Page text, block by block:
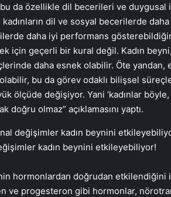
da özellikle dil becerileri ve duygusal
kadınların dil ve sosyal becerilerde
daha iyi performans
için geçerli bir kural değil. Kadın
daha esnek olabilir. Öte yandan,
bu da görev odaklı bilişsel
ölçüde değişiyor. Yani ‘kadınlar
doğru olmaz” açıklamasını yaptı.
kadın beynini etkileyebiliyor!
hormonlardan doğrudan
ve progesteron gibi hormonlar,